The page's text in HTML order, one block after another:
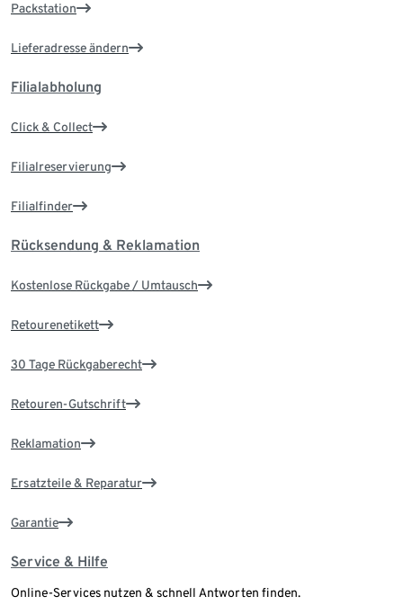
Packstation
Lieferadresse ändern
Filialabholung
Click & Collect
Filialreservierung
Filialfinder
Rücksendung & Reklamation
Kostenlose Rückgabe / Umtausch
Retourenetikett
30 Tage Rückgaberecht
Retouren-Gutschrift
Reklamation
Ersatzteile & Reparatur
Garantie
Service & Hilfe
Online-Services nutzen & schnell Antworten finden.